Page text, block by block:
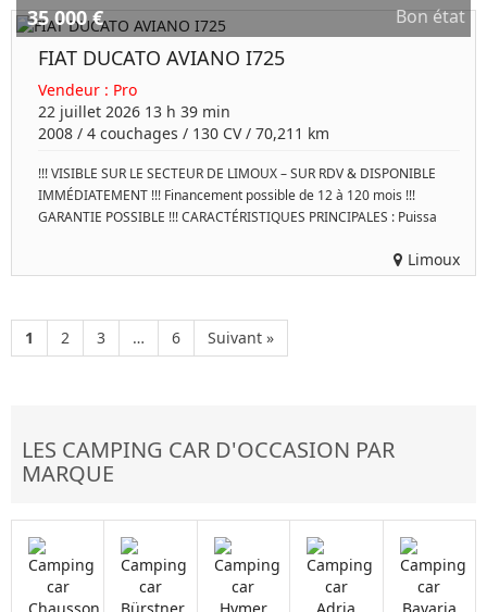
35 000 € Bon état
FIAT DUCATO AVIANO I725
Vendeur : Pro
22 juillet 2026 13 h 39 min
2008 / 4 couchages / 130 CV / 70,211 km
!!! VISIBLE SUR LE SECTEUR DE LIMOUX – SUR RDV & DISPONIBLE
IMMÉDIATEMENT !!! Financement possible de 12 à 120 mois !!!
GARANTIE POSSIBLE !!! CARACTÉRISTIQUES PRINCIPALES : Puissa
Limoux
1 2 3 … 6 Suivant »
LES CAMPING CAR D'OCCASION PAR
MARQUE